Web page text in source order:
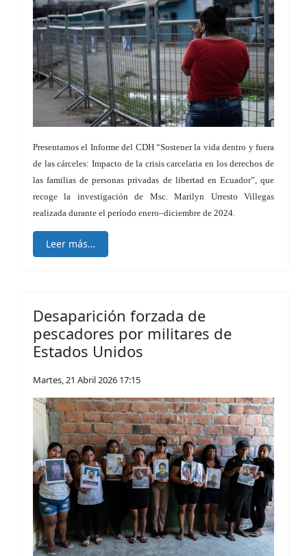
Presentamos el Informe del CDH “Sostener la vida dentro y fuera
de las cárceles: Impacto de la crisis carcelaria en los derechos de
las familias de personas privadas de libertad en Ecuador”, que
recoge la investigación de Msc. Marilyn Urresto Villegas
realizada durante el período enero–diciembre de 2024.
Leer más…
Desaparición forzada de
pescadores por militares de
Estados Unidos
Martes, 21 Abril 2026 17:15